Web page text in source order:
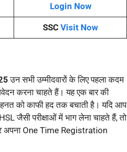
Login Now
SSC Visit Now
उन सभी उम्मीदवारों के लिए पहला कदम
करना चाहते हैं। यह एक बार की
को काफी हद तक बचाती है। यदि आप
जैसी परीक्षाओं में भाग लेना चाहते हैं, तो
अपना One Time Registration